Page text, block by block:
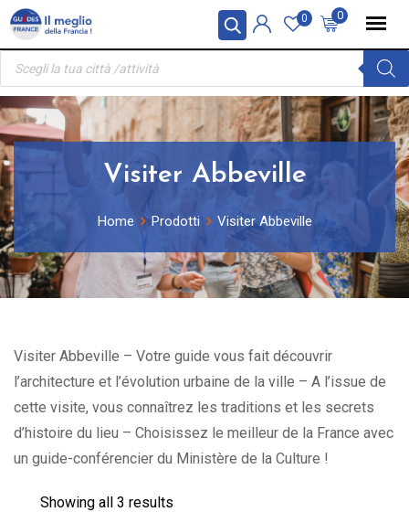
Pannello di gestione dei cookies
Skip
content
0
0
Ricerca
prodotti
Visiter Abbeville
Home Prodotti Visiter Abbeville
Visiter Abbeville – Votre guide vous fait découvrir
l’architecture et l’évolution urbaine de la ville – A l’issue de
cette visite, vous connaîtrez les traditions et les secrets
d’histoire du lieu – Choisissez le meilleur de la France avec
un guide-conférencier du Ministère de la Culture !
Showing all 3 results